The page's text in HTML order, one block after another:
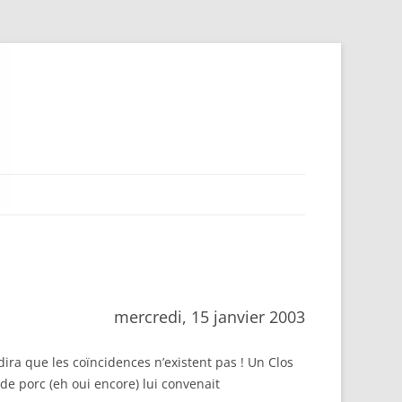
mercredi, 15 janvier 2003
que les coïncidences n’existent pas ! Un Clos
porc (eh oui encore) lui convenait